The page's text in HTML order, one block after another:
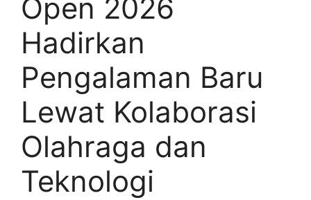
Open 2026
Hadirkan
Pengalaman Baru
Lewat Kolaborasi
Olahraga dan
Teknologi